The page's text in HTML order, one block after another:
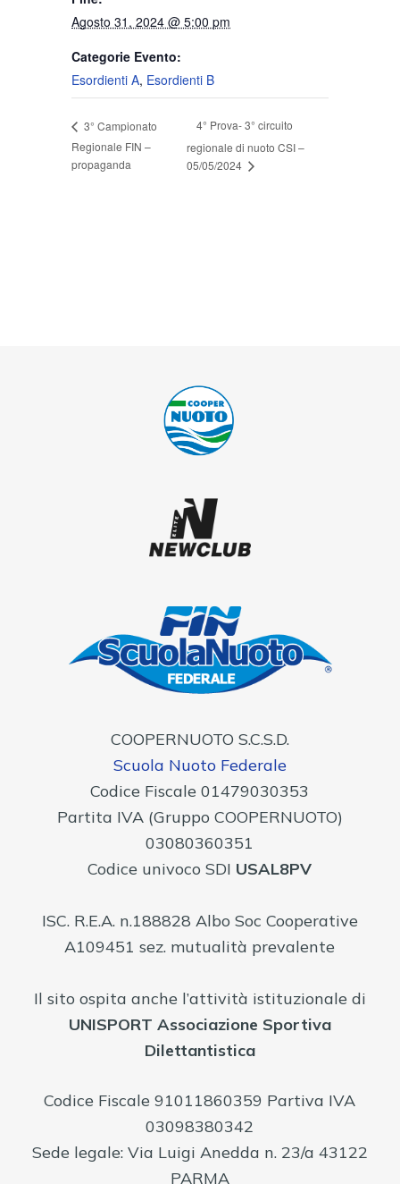
Agosto 31, 2024 @ 5:00 pm
Categorie Evento:
Esordienti A, Esordienti B
3° Campionato
Regionale FIN –
propaganda
4° Prova- 3° circuito
regionale di nuoto CSI –
05/05/2024
COOPERNUOTO S.C.S.D.
Scuola Nuoto Federale
Codice Fiscale 01479030353
Partita IVA (Gruppo COOPERNUOTO)
03080360351
Codice univoco SDI USAL8PV
ISC. R.E.A. n.188828 Albo Soc Cooperative
A109451 sez. mutualità prevalente
Il sito ospita anche l’attività istituzionale di
UNISPORT Associazione Sportiva
Dilettantistica
Codice Fiscale 91011860359 Partiva IVA
03098380342
Sede legale: Via Luigi Anedda n. 23/a 43122
PARMA